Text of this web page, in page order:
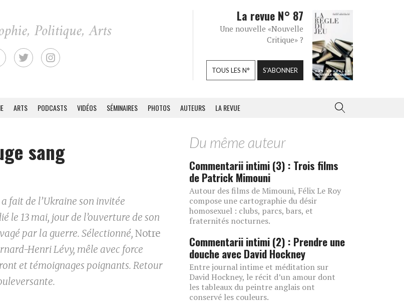
La revue N° 87
Une nouvelle «Nouvelle
Critique» ?
TOUS LES N° S'ABONNER
ARTS PODCASTS VIDÉOS SÉMINAIRES PHOTOS AUTEURS LA REVUE
sang
fait de l’Ukraine son invitée
le 13 mai, jour de l’ouverture de son
par la guerre. Sélectionné,Notre
Henri Lévy, mêle avec force
et témoignages poignants. Retour
Du même auteur
Commentarii intimi (3) : Trois films
de Patrick Mimouni
Autour des films de Mimouni, Félix Le Roy
compose une cartographie du désir
homosexuel : clubs, parcs, bars, et
fraternités nocturnes.
Commentarii intimi (2) : Prendre une
douche avec David Hockney
Entre journal intime et méditation sur
David Hockney, le récit d’un amour dont
les tableaux du peintre anglais ont
conservé les couleurs.